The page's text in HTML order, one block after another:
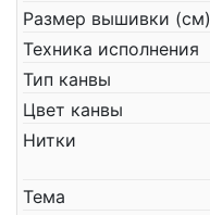
Размер вышивки (см)
Техника исполнения
Тип канвы
Цвет канвы
Нитки
Тема